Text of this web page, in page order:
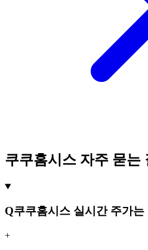
쿠쿠홈시스 자주 묻는
Q쿠쿠홈시스 실시간 주가
+